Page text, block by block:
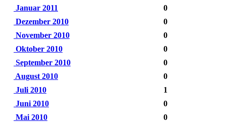
Januar 2011
0
Dezember 2010
0
November 2010
0
Oktober 2010
0
September 2010
0
August 2010
0
Juli 2010
1
Juni 2010
0
Mai 2010
0